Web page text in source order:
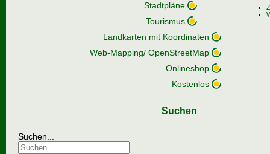
Stadtpläne
Tourismus
Landkarten mit Koordinaten
Web-Mapping/ OpenStreetMap
Onlineshop
Kostenlos
Suchen
Suchen...